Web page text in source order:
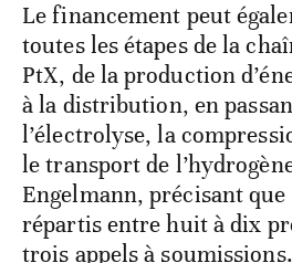
Le financement peut
toutes les étapes de la
PtX, de la production
à la distribution, en
l’électrolyse, la
le transport de
Engelmann, précisant
répartis entre huit à dix
trois appels à